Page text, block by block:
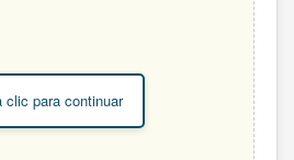
clic para continuar